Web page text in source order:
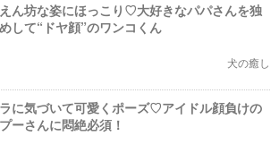
ん坊な姿にほっこり♡大好きなパパさんを独
して“ドヤ顔”のワンコくん
犬の癒し
に気づいて可愛くポーズ♡アイドル顔負けの
ーさんに悶絶必須！